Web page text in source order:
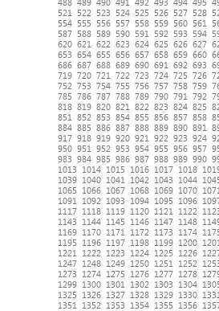
521
522 523 524 525 526 527 528
554 555 556 557 558 559 560 561
587 588 589 590 591 592 593 594
620 621 622 623 624 625 626 627
653 654 655 656 657 658 659 660
686 687 688 689 690 691 692 693
719 720 721 722 723 724 725 726
752 753 754 755 756 757 758 759
785 786 787 788 789 790 791 792
818 819 820 821 822 823 824 825
851
852 853 854 855 856 857 858
884 885 886 887 888 889 890 891
917 918 919 920 921 922 923 924
950 951 952 953 954 955 956 957
983 984 985 986 987 988 989 990
1013
1014 1015 1016 1017 1018
1039 1040 1041 1042 1043 1044
1065
1066 1067 1068 1069 1070 1071
1091
1092 1093 1094 1095 1096
1117 1118 1119 1120 1121 1122
1143
1144 1145 1146 1147 1148
1169 1170 1171 1172 1173 1174
1195
1196 1197 1198 1199 1200 1201
1221
1222 1223 1224 1225 1226
1247 1248 1249 1250 1251 1252
1273
1274 1275 1276 1277 1278
1299 1300 1301 1302 1303 1304
1325
1326 1327 1328 1329 1330 1331
1351
1352 1353 1354 1355 1356